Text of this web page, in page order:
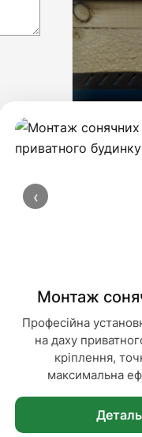
‹
Монтаж
Професійна
на даху
кріплення,
максимальна
Гідроізоляція
Геотекстиль
Сітка та плівка